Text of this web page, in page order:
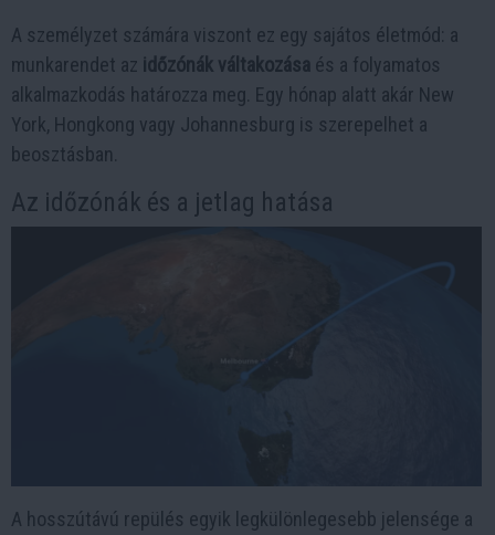
A személyzet számára viszont ez egy sajátos életmód: a
munkarendet az időzónák váltakozása és a folyamatos
alkalmazkodás határozza meg. Egy hónap alatt akár New
York, Hongkong vagy Johannesburg is szerepelhet a
beosztásban.
Az időzónák és a jetlag hatása
A hosszútávú repülés egyik legkülönlegesebb jelensége a